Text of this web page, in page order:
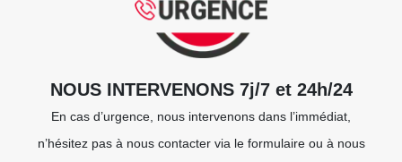
NOUS INTERVENONS 7j/7 et 24h/24
En cas d’urgence, nous intervenons dans l’immédiat,
n’hésitez pas à nous contacter via le formulaire ou à nous